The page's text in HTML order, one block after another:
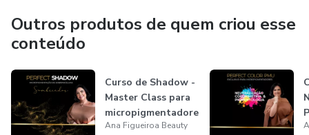
@anafigueiroabeauty
Outros produtos de quem criou esse
conteúdo
Curso de Shadow -
Master Class para
micropigmentadore
s
Ana Figueiroa Beauty